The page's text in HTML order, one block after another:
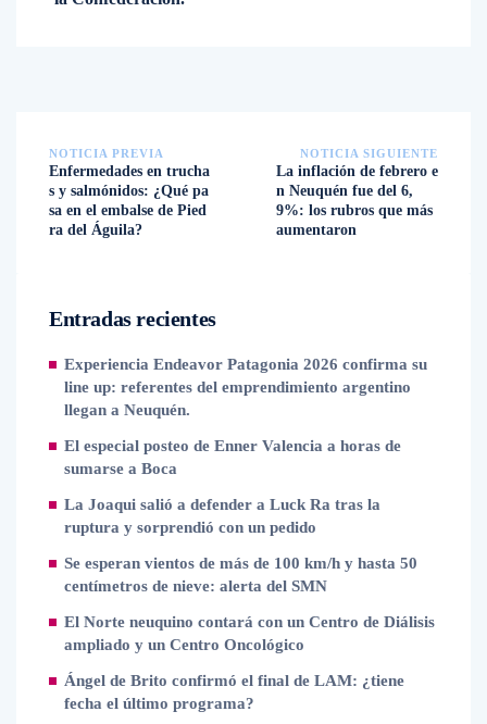
NOTICIA PREVIA
Enfermedades en trucha
s y salmónidos: ¿Qué pa
sa en el embalse de Pied
ra del Águila?
NOTICIA SIGUIENTE
La inflación de febrero e
n Neuquén fue del 6,
9%: los rubros que más
aumentaron
Entradas recientes
Experiencia Endeavor Patagonia 2026 confirma su
line up: referentes del emprendimiento argentino
llegan a Neuquén.
El especial posteo de Enner Valencia a horas de
sumarse a Boca
La Joaqui salió a defender a Luck Ra tras la
ruptura y sorprendió con un pedido
Se esperan vientos de más de 100 km/h y hasta 50
centímetros de nieve: alerta del SMN
El Norte neuquino contará con un Centro de Diálisis
ampliado y un Centro Oncológico
Ángel de Brito confirmó el final de LAM: ¿tiene
fecha el último programa?